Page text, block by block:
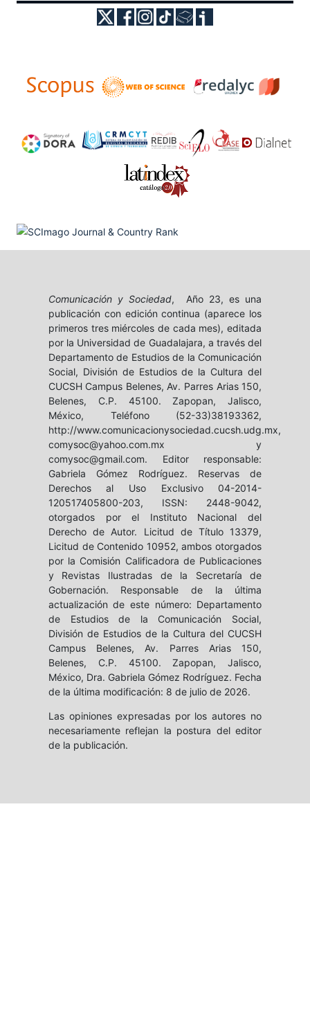
Comunicación y Sociedad, Año 23, es una
publicación con edición continua (aparece los
primeros tres miércoles de cada mes), editada
por la Universidad de Guadalajara, a través del
Departamento de Estudios de la Comunicación
Social, División de Estudios de la Cultura del
CUCSH Campus Belenes, Av. Parres Arias 150,
Belenes, C.P. 45100. Zapopan, Jalisco,
México, Teléfono (52-33)38193362,
http://www.comunicacionysociedad.cucsh.udg.mx,
comysoc@yahoo.com.mx y
comysoc@gmail.com. Editor responsable:
Gabriela Gómez Rodríguez. Reservas de
Derechos al Uso Exclusivo 04-2014-
120517405800-203, ISSN: 2448-9042,
otorgados por el Instituto Nacional del
Derecho de Autor. Licitud de Título 13379,
Licitud de Contenido 10952, ambos otorgados
por la Comisión Calificadora de Publicaciones
y Revistas Ilustradas de la Secretaría de
Gobernación. Responsable de la última
actualización de este número: Departamento
de Estudios de la Comunicación Social,
División de Estudios de la Cultura del CUCSH
Campus Belenes, Av. Parres Arias 150,
Belenes, C.P. 45100. Zapopan, Jalisco,
México, Dra. Gabriela Gómez Rodríguez. Fecha
de la última modificación: 8 de julio de 2026.
Las opiniones expresadas por los autores no
necesariamente reflejan la postura del editor
de la publicación.